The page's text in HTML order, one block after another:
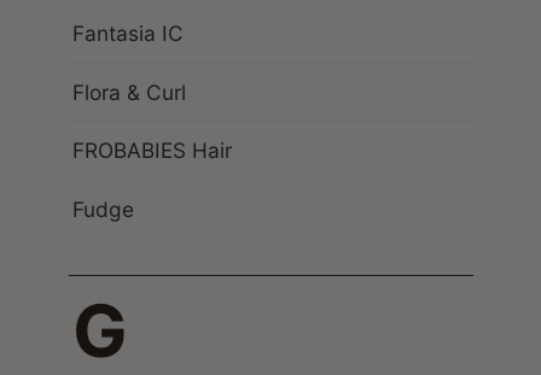
Fantasia IC
Flora & Curl
FROBABIES Hair
Fudge
G